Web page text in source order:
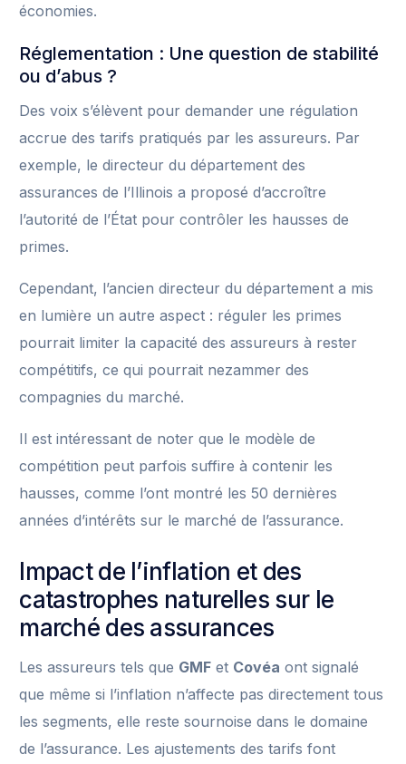
économies.
Réglementation : Une question de stabilité
ou d’abus ?
Des voix s’élèvent pour demander une régulation
accrue des tarifs pratiqués par les assureurs. Par
exemple, le directeur du département des
assurances de l’Illinois a proposé d’accroître
l’autorité de l’État pour contrôler les hausses de
primes.
Cependant, l’ancien directeur du département a mis
en lumière un autre aspect : réguler les primes
pourrait limiter la capacité des assureurs à rester
compétitifs, ce qui pourrait nezammer des
compagnies du marché.
Il est intéressant de noter que le modèle de
compétition peut parfois suffire à contenir les
hausses, comme l’ont montré les 50 dernières
années d’intérêts sur le marché de l’assurance.
Impact de l’inflation et des
catastrophes naturelles sur le
marché des assurances
Les assureurs tels que GMF et Covéa ont signalé
que même si l’inflation n’affecte pas directement tous
les segments, elle reste sournoise dans le domaine
de l’assurance. Les ajustements des tarifs font